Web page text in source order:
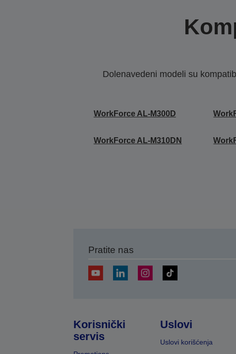
Dolenavedeni modeli su
WorkForce AL-M300D
WorkForce AL-M310DN
Pratite nas
Korisnički
servis
Uslovi
Uslovi korišćenja